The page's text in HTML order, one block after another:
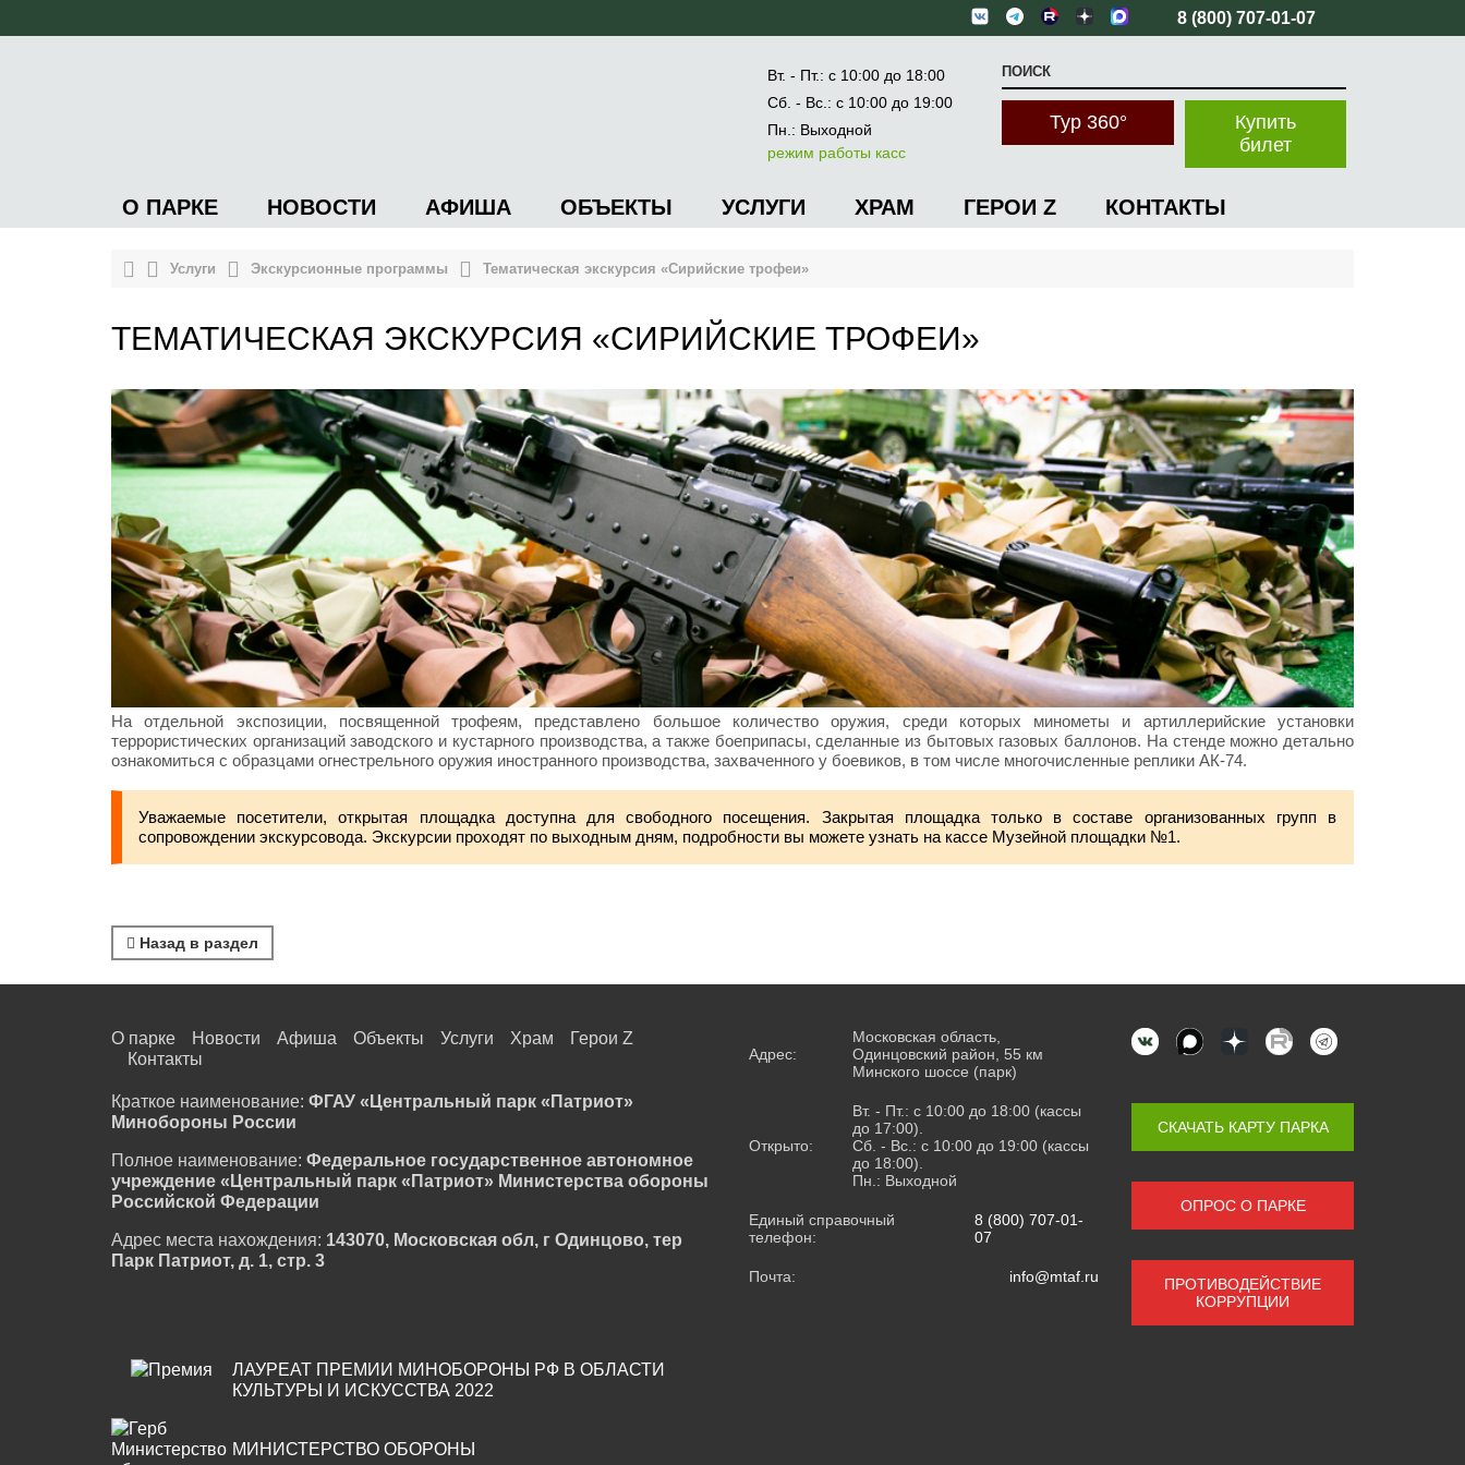
8 (800) 707-01-07
Вт. - Пт.: с 10:00 до 18:00
Сб. - Вс.: с 10:00 до 19:00
Пн.: Выходной
режим работы касс
Купить
билет
Тур 360°
О ПАРКЕ НОВОСТИ АФИША ОБЪЕКТЫ УСЛУГИ ХРАМ ГЕРОИ Z КОНТАКТЫ
Услуги Экскурсионные программы Тематическая экскурсия «Сирийские трофеи»
ТЕМАТИЧЕСКАЯ ЭКСКУРСИЯ «СИРИЙСКИЕ ТРОФЕИ»
На отдельной экспозиции, посвященной трофеям, представлено большое количество оружия, среди которых минометы и артиллерийские установки
террористических организаций заводского и кустарного производства, а также боеприпасы, сделанные из бытовых газовых баллонов. На стенде можно детально
ознакомиться с образцами огнестрельного оружия иностранного производства, захваченного у боевиков, в том числе многочисленные реплики АК-74.
Уважаемые посетители, открытая площадка доступна для свободного посещения. Закрытая площадка только в составе организованных групп в
сопровождении экскурсовода. Экскурсии проходят по выходным дням, подробности вы можете узнать на кассе Музейной площадки №1.
Назад в раздел
О парке Новости Афиша Объекты Услуги Храм
Герои Z
Контакты
Краткое наименование: ФГАУ «Центральный парк «Патриот»
Минобороны России
Полное наименование: Федеральное государственное автономное
учреждение «Центральный парк «Патриот» Министерства обороны
Российской Федерации
Адрес места нахождения: 143070, Московская обл, г Одинцово, тер
Парк Патриот, д. 1, стр. 3
Адрес:
Московская область,
Одинцовский район, 55 км
Минского шоссе (парк)
Открыто:
Вт. - Пт.: с 10:00 до 18:00 (кассы
до 17:00).
Сб. - Вс.: с 10:00 до 19:00 (кассы
до 18:00).
Пн.: Выходной
Единый справочный
телефон:
8 (800) 707-01-
07
Почта: info@mtaf.ru
СКАЧАТЬ КАРТУ ПАРКА
ОПРОС О ПАРКЕ
ПРОТИВОДЕЙСТВИЕ
КОРРУПЦИИ
ЛАУРЕАТ ПРЕМИИ МИНОБОРОНЫ РФ В ОБЛАСТИ
КУЛЬТУРЫ И ИСКУССТВА 2022
МИНИСТЕРСТВО ОБОРОНЫ